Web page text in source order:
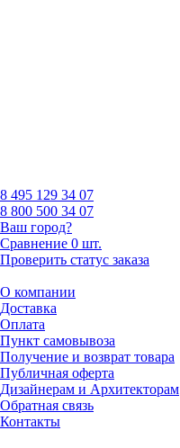
8 495 129 34 07
8 800 500 34 07
Ваш город?
Сравнение 0 шт.
Проверить статус заказа
О компании
Доставка
Оплата
Пункт самовывоза
Получение и возврат товара
Публичная оферта
Дизайнерам и Архитекторам
Обратная связь
Контакты